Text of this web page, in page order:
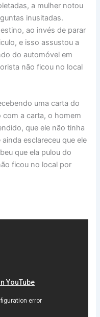
a mulher notou
inusitadas.
ao invés de parar
e isso assustou a
do automóvel em
não ficou no local
uma carta do
a carta, o homem
que ele não tinha
esclareceu que ele
que ela pulou do
ficou no local por